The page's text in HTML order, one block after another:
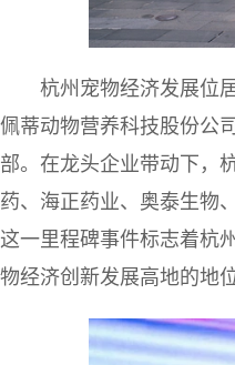
杭州宠物经济发展位
佩蒂动物营养科技股份公
部。在龙头企业带动下，
药、海正药业、奥泰生物
这一里程碑事件标志着杭
物经济创新发展高地的地位